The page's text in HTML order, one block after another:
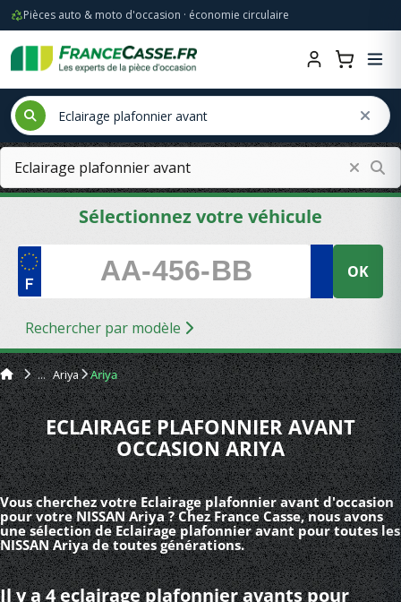
Pièces auto & moto d'occasion · économie circulaire
Sélectionnez votre véhicule
OK
Rechercher par modèle
Ariya Ariya
ECLAIRAGE PLAFONNIER AVANT
OCCASION ARIYA
Vous cherchez votre Eclairage plafonnier avant d'occasion
pour votre NISSAN Ariya ? Chez France Casse, nous avons
une sélection de Eclairage plafonnier avant pour toutes les
NISSAN Ariya de toutes générations.
Il y a 4 eclairage plafonnier avants pour